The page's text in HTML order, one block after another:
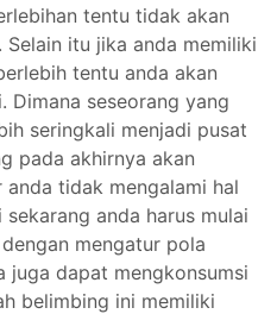
tentu tidak akan
itu jika anda memiliki
tentu anda akan
Dimana seseorang yang
seringkali menjadi pusat
pada akhirnya akan
anda tidak mengalami hal
anda harus mulai
mengatur pola
juga dapat mengkonsumsi
belimbing ini memiliki